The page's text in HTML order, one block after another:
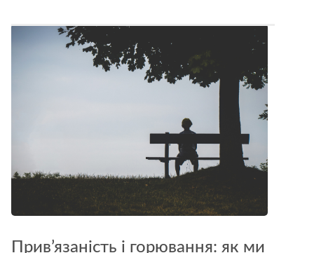
Прив’язаність і горювання: як ми